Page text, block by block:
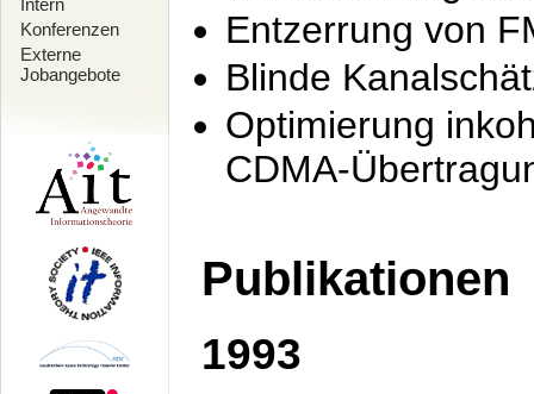
Intern
Konferenzen
Externe
Jobangebote
Entzerrung von
Blinde
Optimierung
CDMA-
Publikationen
1993